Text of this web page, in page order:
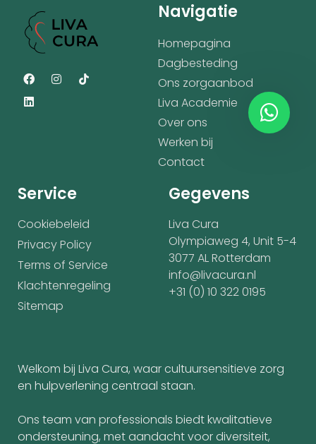
Navigatie
Homepagina
Dagbesteding
Ons zorgaanbod
Liva Academie
Over ons
Werken bij
Contact
Service
Cookiebeleid
Privacy Policy
Terms of Service
Klachtenregeling
Sitemap
Gegevens
Liva Cura
Olympiaweg 4, Unit 5-4
3077 AL Rotterdam
info@livacura.nl
+31 (0) 10 322 0195
Welkom bij Liva Cura, waar cultuursensitieve zorg
en hulpverlening centraal staan.
Ons team van professionals biedt kwalitatieve
ondersteuning, met aandacht voor diversiteit,